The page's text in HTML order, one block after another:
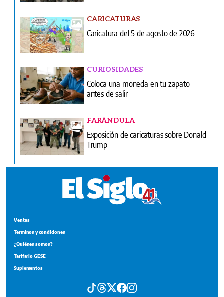
CARICATURAS
Caricatura del 5 de agosto de 2026
CURIOSIDADES
Coloca una moneda en tu zapato
antes de salir
FARÁNDULA
Exposición de caricaturas sobre Donald
Trump
Ventas
Terminos y condiciones
¿Quiénes somos?
Tarifario GESE
Suplementos